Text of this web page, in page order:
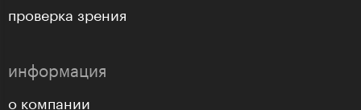
проверка зрения
информация
о компании